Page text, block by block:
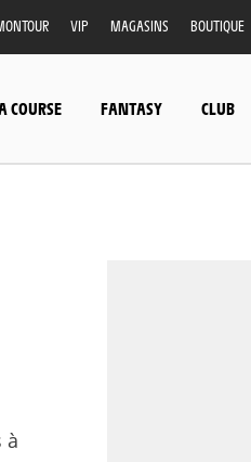
VIP MAGASINS BOUTIQUE
COURSE FANTASY CLUB
à